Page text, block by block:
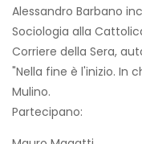
Alessandro Barbano
Sociologia alla
Corriere della Sera,
"Nella fine è l'inizio. In
Mulino.
Partecipano: